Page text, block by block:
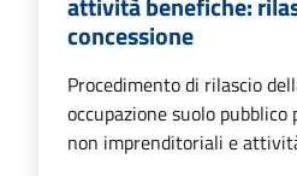
concessione
Procedimento di rilascio
occupazione suolo
non imprenditoriali e